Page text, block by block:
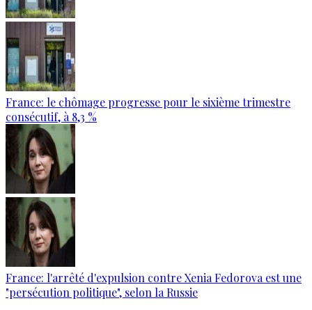
France: le chômage progresse pour le sixième trimestre
consécutif, à 8,3 %
France: l'arrêté d'expulsion contre Xenia Fedorova est une
"persécution politique", selon la Russie